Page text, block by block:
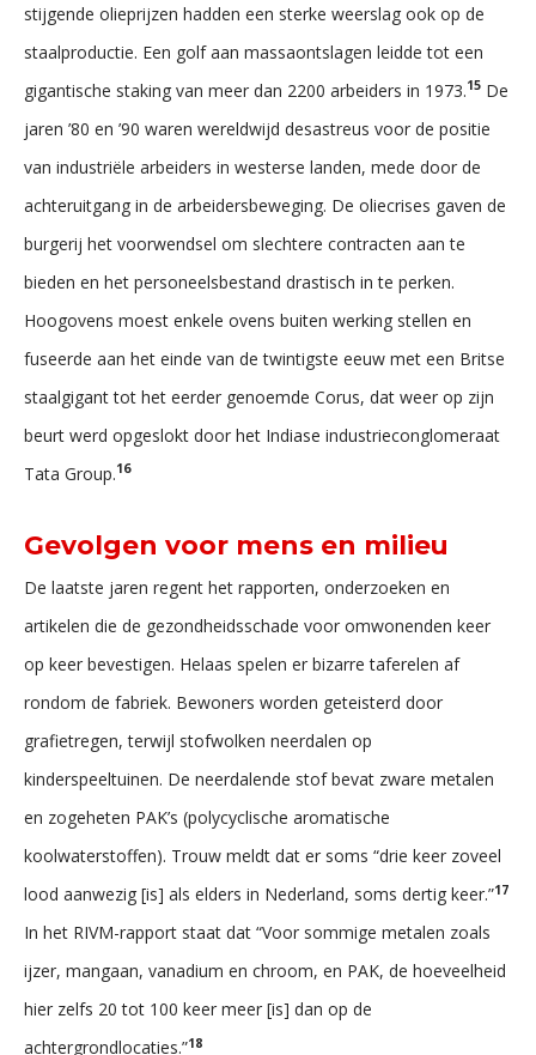
stijgende olieprijzen hadden een sterke weerslag ook op de
staalproductie. Een golf aan massaontslagen leidde tot een
gigantische staking van meer dan 2200 arbeiders in 1973.15 De
jaren ’80 en ’90 waren wereldwijd desastreus voor de positie
van industriële arbeiders in westerse landen, mede door de
achteruitgang in de arbeidersbeweging. De oliecrises gaven de
burgerij het voorwendsel om slechtere contracten aan te
bieden en het personeelsbestand drastisch in te perken.
Hoogovens moest enkele ovens buiten werking stellen en
fuseerde aan het einde van de twintigste eeuw met een Britse
staalgigant tot het eerder genoemde Corus, dat weer op zijn
beurt werd opgeslokt door het Indiase industrieconglomeraat
Tata Group.16
Gevolgen voor mens en milieu
De laatste jaren regent het rapporten, onderzoeken en
artikelen die de gezondheidsschade voor omwonenden keer
op keer bevestigen. Helaas spelen er bizarre taferelen af
rondom de fabriek. Bewoners worden geteisterd door
grafietregen, terwijl stofwolken neerdalen op
kinderspeeltuinen. De neerdalende stof bevat zware metalen
en zogeheten PAK’s (polycyclische aromatische
koolwaterstoffen). Trouw meldt dat er soms “drie keer zoveel
lood aanwezig [is] als elders in Nederland, soms dertig keer.”17
In het RIVM-rapport staat dat “Voor sommige metalen zoals
ijzer, mangaan, vanadium en chroom, en PAK, de hoeveelheid
hier zelfs 20 tot 100 keer meer [is] dan op de
achtergrondlocaties.”18